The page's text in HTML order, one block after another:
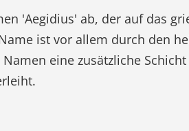
'Aegidius' ab, der auf das
ist vor allem durch den
eine zusätzliche